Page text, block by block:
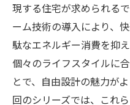
現する住宅が求められる
ーム技術の導入により、
駄なエネルギー消費を抑
個々のライフスタイルに
とで、自由設計の魅力が
回のシリーズでは、これ